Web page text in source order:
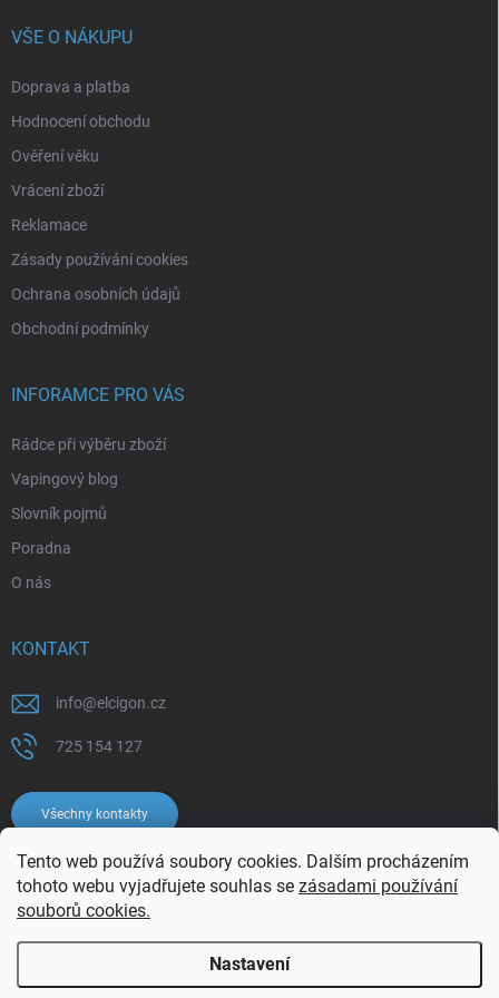
Tento web používá soubory cookies. Dalším procházením
tohoto webu vyjadřujete souhlas se zásadami používání
souborů cookies.
Nastavení
VŠE O NÁKUPU
Doprava a platba
Hodnocení obchodu
Ověření věku
Vrácení zboží
Reklamace
Zásady používání cookies
Ochrana osobních údajů
Obchodní podmínky
INFORAMCE PRO VÁS
Rádce při výběru zboží
Vapingový blog
Slovník pojmů
Poradna
O nás
KONTAKT
info@elcigon.cz
725 154 127
Všechny kontakty
Copyright 2026Elcigon.cz. Všechna práva vyhrazena.Upravit nastavení